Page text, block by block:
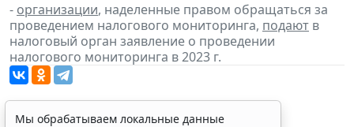
- организации, наделенные правом обращаться за
проведением налогового мониторинга, подают в
налоговый орган заявление о проведении
налогового мониторинга в 2023 г.
Мы обрабатываем локальные данные